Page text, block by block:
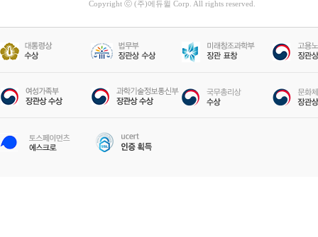
Copyright ⓒ (주)에듀윌 Corp. All rights reserved.